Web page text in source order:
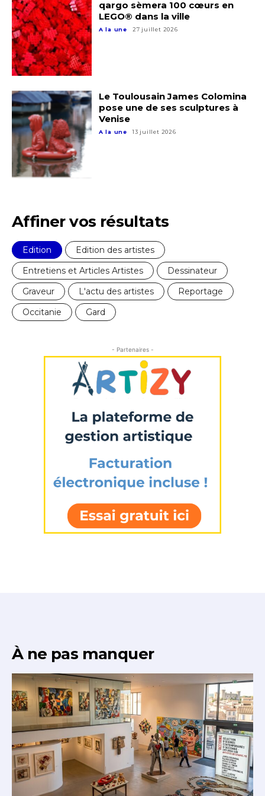
* Champ obligatoire qargo sèmera 100 cœurs en
LEGO® dans la ville
A la une 27 juillet 2026
Le Toulousain James Colomina
pose une de ses sculptures à
Venise
A la une 13 juillet 2026
Affiner vos résultats
Edition
Edition des artistes
Entretiens et Articles Artistes
Dessinateur
Graveur
L'actu des artistes
Reportage
Occitanie
Gard
- Partenaires -
À ne pas manquer